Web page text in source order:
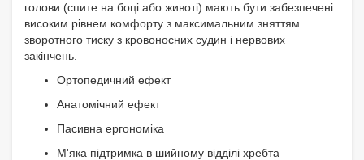
голови (спите на боці або животі) мають бути забезпечені
високим рівнем комфорту з максимальним зняттям
зворотного тиску з кровоносних судин і нервових
закінчень.
Ортопедичний ефект
Анатомічний ефект
Пасивна ергономіка
М'яка підтримка в шийному відділі хребта